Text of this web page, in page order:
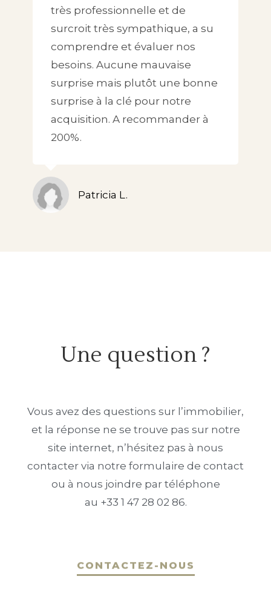
très professionnelle et de
surcroit très sympathique, a su
comprendre et évaluer nos
besoins. Aucune mauvaise
surprise mais plutôt une bonne
surprise à la clé pour notre
acquisition. A recommander à
200%.
Patricia L.
Une question ?
Vous avez des questions sur l’immobilier,
et la réponse ne se trouve pas sur notre
site internet, n’hésitez pas à nous
contacter via notre formulaire de contact
ou à nous joindre par téléphone
au +33 1 47 28 02 86.
CONTACTEZ-NOUS